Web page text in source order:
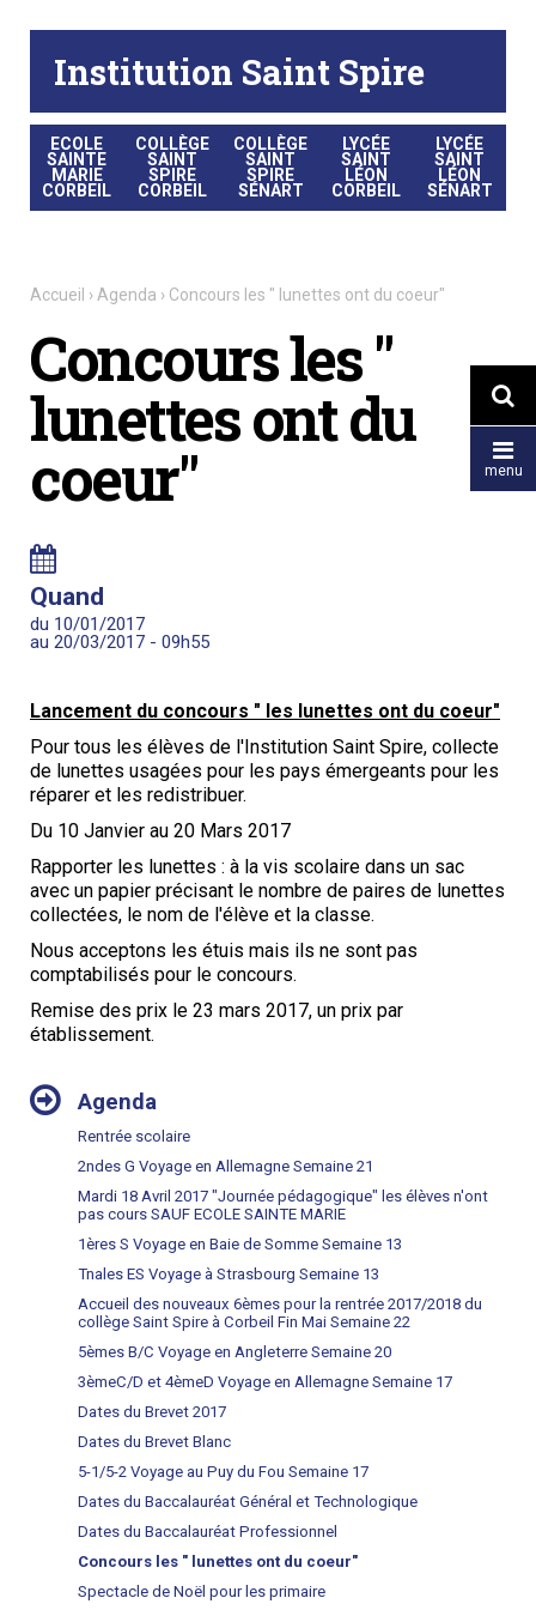
contenu.
Institution Saint Spire
ECOLE
SAINTE
MARIE
CORBEIL
COLLÈGE
SAINT
SPIRE
CORBEIL
COLLÈGE
SAINT
SPIRE
SÉNART
LYCÉE
SAINT
LÉON
CORBEIL
LYCÉE
SAINT
LÉON
SÉNART


menu
Accueil › Agenda › Concours les " lunettes ont du coeur"
Concours les "
lunettes ont du
coeur"
Quand
du 10/01/2017
au 20/03/2017 - 09h55
Lancement du concours " les lunettes ont du coeur"
Pour tous les élèves de l'Institution Saint Spire, collecte
de lunettes usagées pour les pays émergeants pour les
réparer et les redistribuer.
Du 10 Janvier au 20 Mars 2017
Rapporter les lunettes : à la vis scolaire dans un sac
avec un papier précisant le nombre de paires de lunettes
collectées, le nom de l'élève et la classe.
Nous acceptons les étuis mais ils ne sont pas
comptabilisés pour le concours.
Remise des prix le 23 mars 2017, un prix par
établissement.
NAVIGATION
Agenda
Rentrée scolaire
2ndes G Voyage en Allemagne Semaine 21
Mardi 18 Avril 2017 "Journée pédagogique" les élèves n'ont
pas cours SAUF ECOLE SAINTE MARIE
1ères S Voyage en Baie de Somme Semaine 13
Tnales ES Voyage à Strasbourg Semaine 13
Accueil des nouveaux 6èmes pour la rentrée 2017/2018 du
collège Saint Spire à Corbeil Fin Mai Semaine 22
5èmes B/C Voyage en Angleterre Semaine 20
3èmeC/D et 4èmeD Voyage en Allemagne Semaine 17
Dates du Brevet 2017
Dates du Brevet Blanc
5-1/5-2 Voyage au Puy du Fou Semaine 17
Dates du Baccalauréat Général et Technologique
Dates du Baccalauréat Professionnel
Concours les " lunettes ont du coeur"
Spectacle de Noël pour les primaire